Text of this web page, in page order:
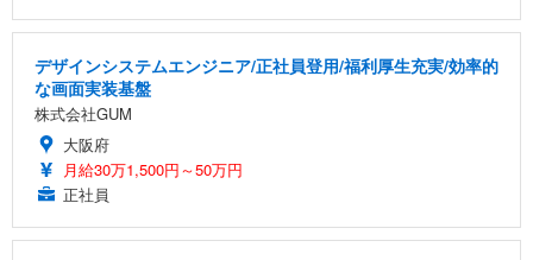
デザインシステムエンジニア/正社員登用/福利厚生充実/効率的
な画面実装基盤
株式会社GUM
大阪府
月給30万1,500円～50万円
正社員